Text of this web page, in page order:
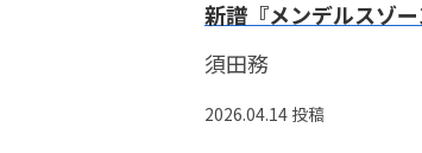
新譜『メンデルスゾ
須田務
2026.04.14 投稿